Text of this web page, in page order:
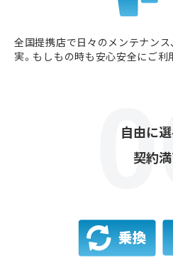
全国提携店で日々のメンテナン
実。もしもの時も安心安全にご利
自由に
契約